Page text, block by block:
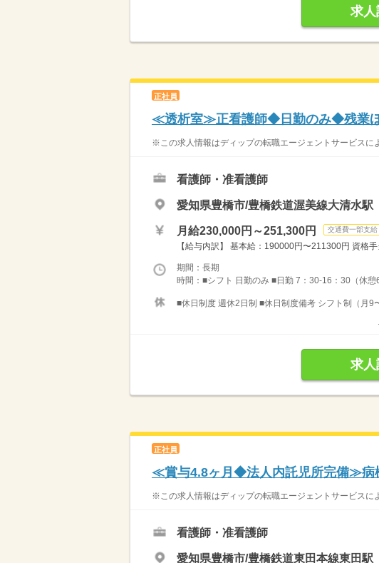
求人
正社員
≪透析室≫正看護師◆日勤のみ◆残業
※この求人情報はディップの転職エージェントサービスに
看護師・准看護師
愛知県豊橋市/豊橋鉄道渥美線大清水駅
月給230,000円～251,300円 交通費一部支給
【給与内訳】 基本給：190000円〜211300円 資格
期間：長期
時間：■シフト 日勤のみ ■日勤 7：30-16：30（休憩
■休日制度 週休2日制 ■休日制度備考 シフト制（月9
求人
正社員
≪賞与4.8ヶ月◆法人内託児所完備≫病
※この求人情報はディップの転職エージェントサービスに
看護師・准看護師
愛知県豊橋市/豊橋鉄道東田本線東田駅